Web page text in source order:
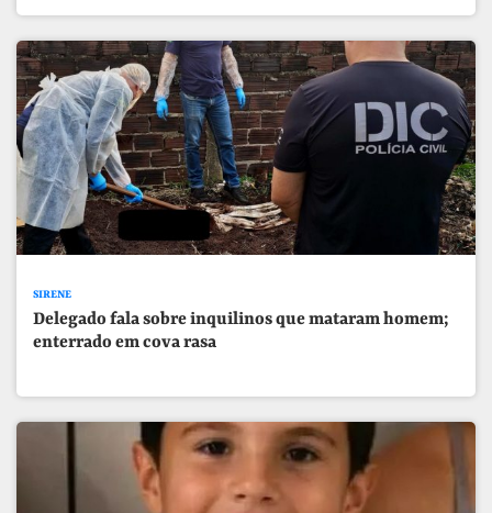
SIRENE
Delegado fala sobre inquilinos que mataram homem;
enterrado em cova rasa